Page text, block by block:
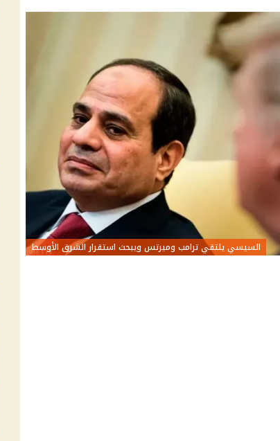
السيسي يلتقي ترامب وميرتس ويبحث استقرار الشرق الأوسط